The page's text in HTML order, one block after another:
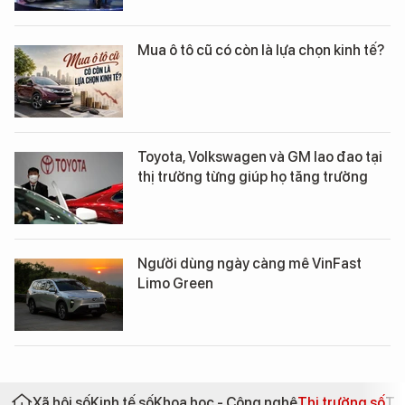
Mua ô tô cũ có còn là lựa chọn kinh tế?
Toyota, Volkswagen và GM lao đao tại
thị trường từng giúp họ tăng trưởng
Người dùng ngày càng mê VinFast
Limo Green